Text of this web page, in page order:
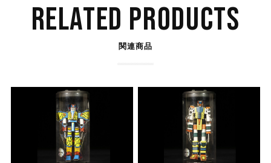
RELATED PRODUCTS
関連商品